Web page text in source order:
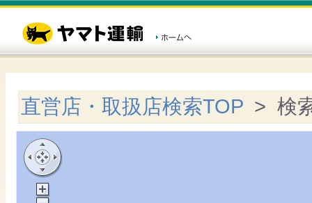
直営店・取扱店検索TOP > 検